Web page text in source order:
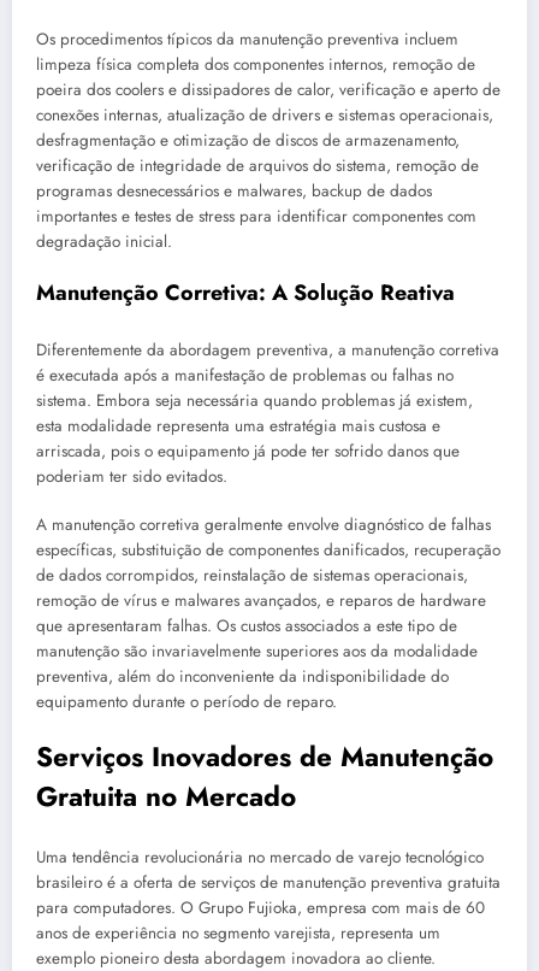
Os procedimentos típicos da manutenção preventiva incluem
limpeza física completa dos componentes internos, remoção de
poeira dos coolers e dissipadores de calor, verificação e aperto de
conexões internas, atualização de drivers e sistemas operacionais,
desfragmentação e otimização de discos de armazenamento,
verificação de integridade de arquivos do sistema, remoção de
programas desnecessários e malwares, backup de dados
importantes e testes de stress para identificar componentes com
degradação inicial.
Manutenção Corretiva: A Solução Reativa
Diferentemente da abordagem preventiva, a manutenção corretiva
é executada após a manifestação de problemas ou falhas no
sistema. Embora seja necessária quando problemas já existem,
esta modalidade representa uma estratégia mais custosa e
arriscada, pois o equipamento já pode ter sofrido danos que
poderiam ter sido evitados.
A manutenção corretiva geralmente envolve diagnóstico de falhas
específicas, substituição de componentes danificados, recuperação
de dados corrompidos, reinstalação de sistemas operacionais,
remoção de vírus e malwares avançados, e reparos de hardware
que apresentaram falhas. Os custos associados a este tipo de
manutenção são invariavelmente superiores aos da modalidade
preventiva, além do inconveniente da indisponibilidade do
equipamento durante o período de reparo.
Serviços Inovadores de Manutenção
Gratuita no Mercado
Uma tendência revolucionária no mercado de varejo tecnológico
brasileiro é a oferta de serviços de manutenção preventiva gratuita
para computadores. O Grupo Fujioka, empresa com mais de 60
anos de experiência no segmento varejista, representa um
exemplo pioneiro desta abordagem inovadora ao cliente.